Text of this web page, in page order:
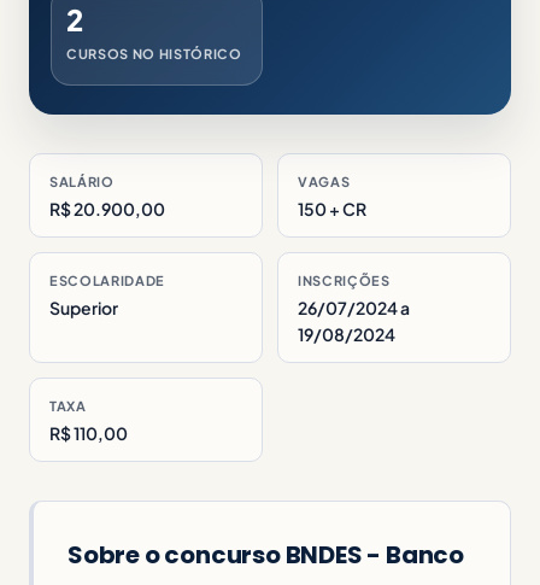
2
CURSOS NO HISTÓRICO
SALÁRIO
R$ 20.900,00
VAGAS
150 + CR
ESCOLARIDADE
Superior
INSCRIÇÕES
26/07/2024 a
19/08/2024
TAXA
R$ 110,00
Sobre o concurso BNDES - Banco